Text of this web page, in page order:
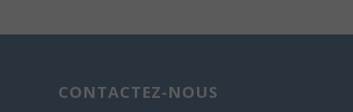
CONTACTEZ-NOUS